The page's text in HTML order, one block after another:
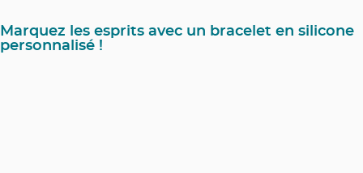
Marquez les esprits avec un bracelet en silicone
personnalisé !